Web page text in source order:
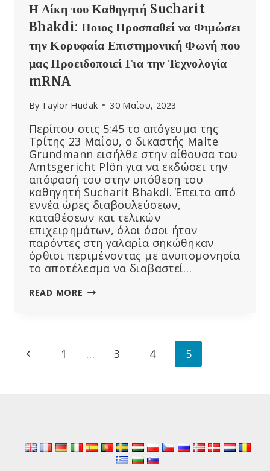
Η Δίκη του Καθηγητή Sucharit
Bhakdi: Ποιος Προσπαθεί να Φιμώσει
την Κορυφαία Επιστημονική Φωνή που
μας Προειδοποιεί Για την Τεχνολογία
mRNA
By Taylor Hudak 30 Μαΐου, 2023
Περίπου στις 5:45 το απόγευμα της
Τρίτης 23 Μαΐου, ο δικαστής Malte
Grundmann εισήλθε στην αίθουσα του
Amtsgericht Plön για να εκδώσει την
απόφασή του στην υπόθεση του
καθηγητή Sucharit Bhakdi. Έπειτα από
εννέα ώρες διαβουλεύσεων,
καταθέσεων και τελικών
επιχειρημάτων, όλοι όσοι ήταν
παρόντες στη γαλαρία σηκώθηκαν
όρθιοι περιμένοντας με ανυπομονησία
το αποτέλεσμα να διαβαστεί…
READ MORE Η
BHAKDI:
ΕΠΙΣΤΗΜΟΝΙΚΉ
Page
Previous
1 … 3 4 5